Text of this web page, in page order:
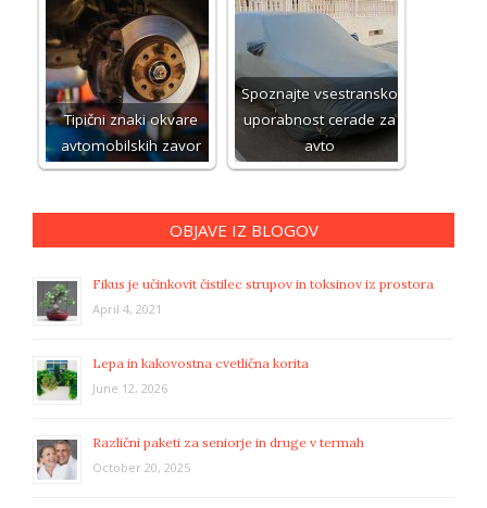
Tipični znaki okvare
avtomobilskih zavor
Spoznajte vsestransko
uporabnost cerade za
avto
OBJAVE IZ BLOGOV
Fikus je učinkovit čistilec strupov in toksinov iz prostora
April 4, 2021
Lepa in kakovostna cvetlična korita
June 12, 2026
Različni paketi za seniorje in druge v termah
October 20, 2025